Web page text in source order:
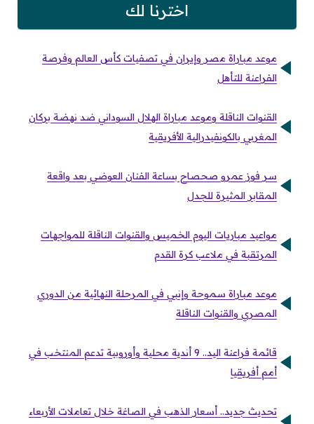
اخترنا لك
موعد مباراة مصر وإيران في تصفيات كأس العالم وفرصة
الفراعنة للتأهل
القنوات الناقلة وموعد مباراة الهلال السوداني ضد نهضة بركان
المغربي بالكونفيدرالية الأفريقية
سر فوز عمرو صحصاح بساعة الفنان العوضي بعد واقعة
المقابر المثيرة للجدل
مواعيد مباريات اليوم الخميس والقنوات الناقلة للمواجهات
المرتقبة في ملاعب كرة القدم
موعد مباراة سموحة وإنبي في المرحلة النهائية من الدوري
المصري والقنوات الناقلة
قائمة فراعنة اليد.. 9 أندية محلية وأوروبية تدعم المنتخب في
أمم أفريقيا
تحديث جديد.. أسعار الذهب في الصاغة خلال تعاملات الأربعاء